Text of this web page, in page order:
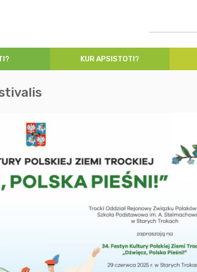
KUR APSISTOTI?